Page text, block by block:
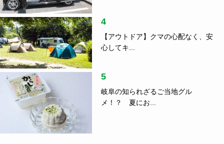
4
【アウトドア】クマの心配なく、安
心してキ...
5
岐阜の知られざるご当地グル
メ！？ 夏にお...